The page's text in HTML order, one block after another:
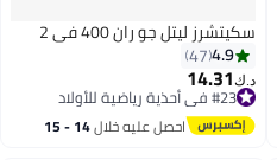
2
سكيتشرز ليتل جو ران 400 في 2
4.9
47
د.ك‏14.31
#23 في أحذية رياضية للأولاد
#23 في أحذية رياضية للأولاد احصل عليه خلال 14 - 15
اغسطس